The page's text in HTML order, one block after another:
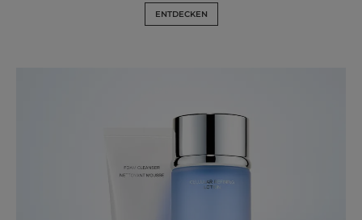
ENTDECKEN